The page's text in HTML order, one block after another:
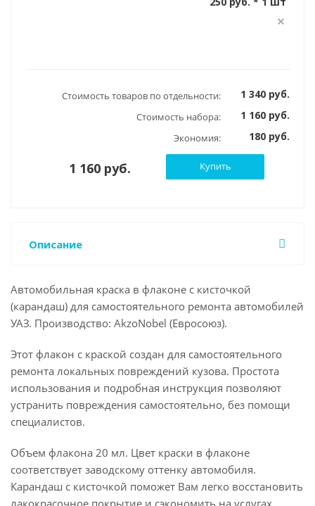
Стоимость товаров по отдельности: 1 340 руб.
Стоимость набора: 1 160 руб.
Экономия: 180 руб.
1 160 руб. Купить
Описание
Автомобильная краска в флаконе с кисточкой
(карандаш) для самостоятельного ремонта автомобилей
УАЗ. Производство: AkzoNobel (Евросоюз).
Этот флакон с краской создан для самостоятельного
ремонта локальных повреждений кузова. Простота
использования и подробная инструкция позволяют
устранить повреждения самостоятельно, без помощи
специалистов.
Объем флакона 20 мл. Цвет краски в флаконе
соответствует заводскому оттенку автомобиля.
Карандаш с кисточкой поможет Вам легко восстановить
лакокрасочное покрытие и сэкономить на услугах